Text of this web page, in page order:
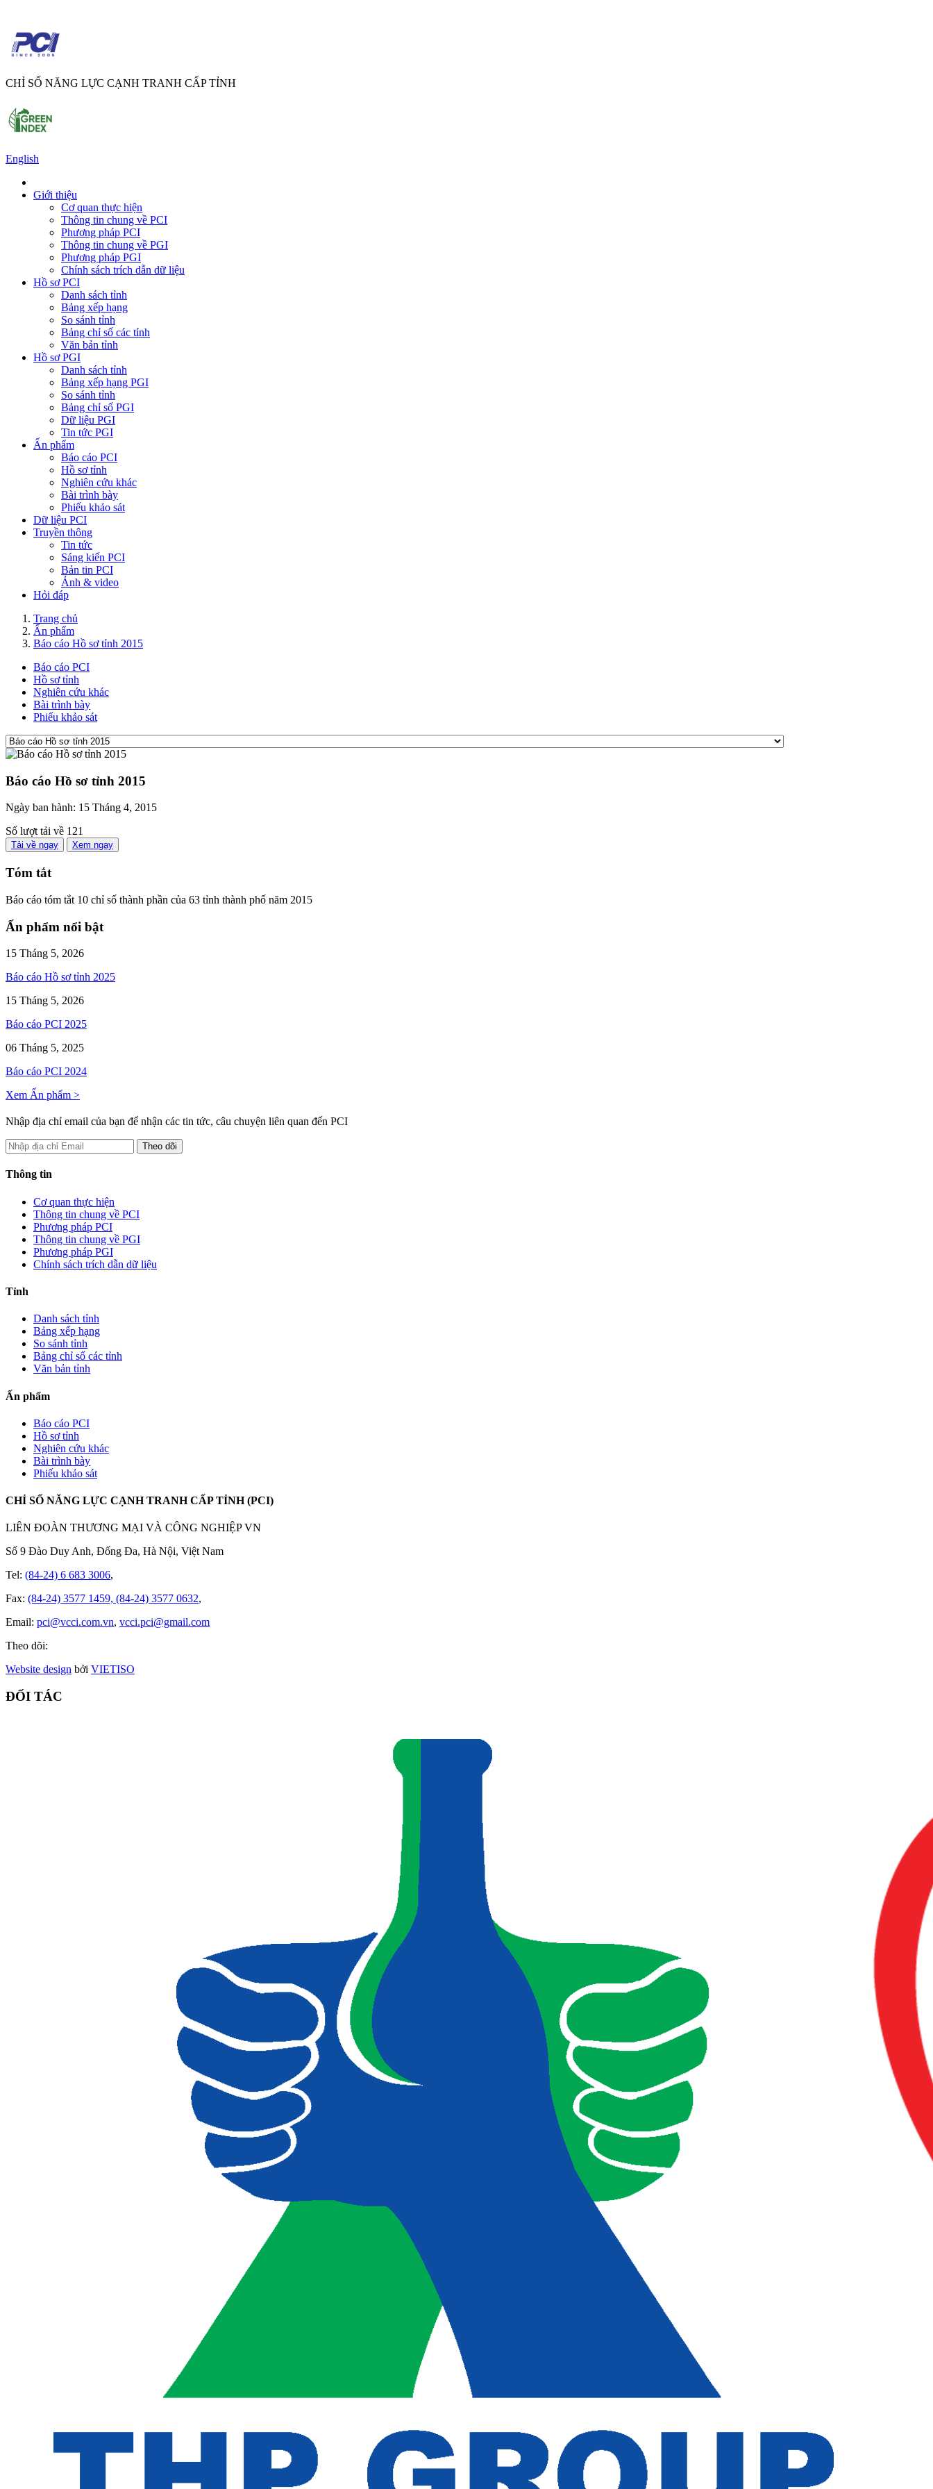
CHỈ SỐ NĂNG LỰC CẠNH TRANH CẤP TỈNH
English
Giới thiệu
Cơ quan thực hiện
Thông tin chung về PCI
Phương pháp PCI
Thông tin chung về PGI
Phương pháp PGI
Chính sách trích dẫn dữ liệu
Hồ sơ PCI
Danh sách tỉnh
Bảng xếp hạng
So sánh tỉnh
Bảng chỉ số các tỉnh
Văn bản tỉnh
Hồ sơ PGI
Danh sách tỉnh
Bảng xếp hạng PGI
So sánh tỉnh
Bảng chỉ số PGI
Dữ liệu PGI
Tin tức PGI
Ấn phẩm
Báo cáo PCI
Hồ sơ tỉnh
Nghiên cứu khác
Bài trình bày
Phiếu khảo sát
Dữ liệu PCI
Truyền thông
Tin tức
Sáng kiến PCI
Bản tin PCI
Ảnh & video
Hỏi đáp
Trang chủ
Ấn phẩm
Báo cáo Hồ sơ tỉnh 2015
Báo cáo PCI
Hồ sơ tỉnh
Nghiên cứu khác
Bài trình bày
Phiếu khảo sát
Báo cáo Hồ sơ tỉnh 2015
Ngày ban hành: 15 Tháng 4, 2015
Số lượt tải về 121
Tải về ngay Xem ngay
Tóm tắt
Báo cáo tóm tắt 10 chỉ số thành phần của 63 tỉnh thành phố năm 2015
Ấn phẩm nổi bật
15 Tháng 5, 2026
Báo cáo Hồ sơ tỉnh 2025
15 Tháng 5, 2026
Báo cáo PCI 2025
06 Tháng 5, 2025
Báo cáo PCI 2024
Xem Ấn phẩm >
Nhập địa chỉ email của bạn để nhận các tin tức, câu chuyện liên quan đến PCI
Thông tin
Cơ quan thực hiện
Thông tin chung về PCI
Phương pháp PCI
Thông tin chung về PGI
Phương pháp PGI
Chính sách trích dẫn dữ liệu
Tỉnh
Danh sách tỉnh
Bảng xếp hạng
So sánh tỉnh
Bảng chỉ số các tỉnh
Văn bản tỉnh
Ấn phẩm
Báo cáo PCI
Hồ sơ tỉnh
Nghiên cứu khác
Bài trình bày
Phiếu khảo sát
CHỈ SỐ NĂNG LỰC CẠNH TRANH CẤP TỈNH (PCI)
LIÊN ĐOÀN THƯƠNG MẠI VÀ CÔNG NGHIỆP VN
Số 9 Đào Duy Anh, Đống Đa, Hà Nội, Việt Nam
Tel: (84-24) 6 683 3006,
Fax: (84-24) 3577 1459, (84-24) 3577 0632,
Email: pci@vcci.com.vn, vcci.pci@gmail.com
Theo dõi:
Website design bởi VIETISO
ĐỐI TÁC